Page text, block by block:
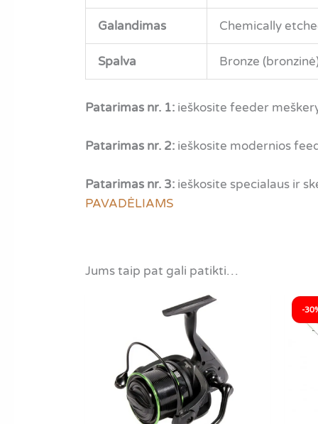
Galandimas Chemically
Spalva Bronze
Patarimas nr. 1: ieškosite feeder
Patarimas nr. 2: ieškosite modernios
Patarimas nr. 3: ieškosite specialaus ir
PAVADĖLIAMS
Jums taip pat gali patikti…
-